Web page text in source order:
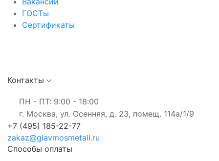
ГОСТы
Сертификаты
Контакты
ПН - ПТ: 9:00 - 18:00
г. Москва, ул. Осенняя, д. 23, помещ. 114а/1/9
+7 (495) 185-22-77
zakaz@glavmosmetall.ru
Способы оплаты